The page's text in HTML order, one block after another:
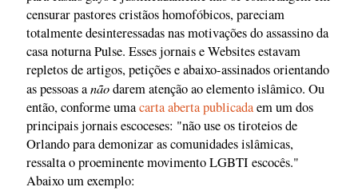
censurar pastores cristãos homofóbicos, pareciam
totalmente desinteressadas nas motivações do assassino da
casa noturna Pulse. Esses jornais e Websites estavam
repletos de artigos, petições e abaixo-assinados orientando
as pessoas anãodarem atenção ao elemento islâmico. Ou
então, conforme umacarta aberta publicadaem um dos
principais jornais escoceses: "não use os tiroteios de
Orlando para demonizar as comunidades islâmicas,
ressalta o proeminente movimento LGBTI escocês."
Abaixo um exemplo: